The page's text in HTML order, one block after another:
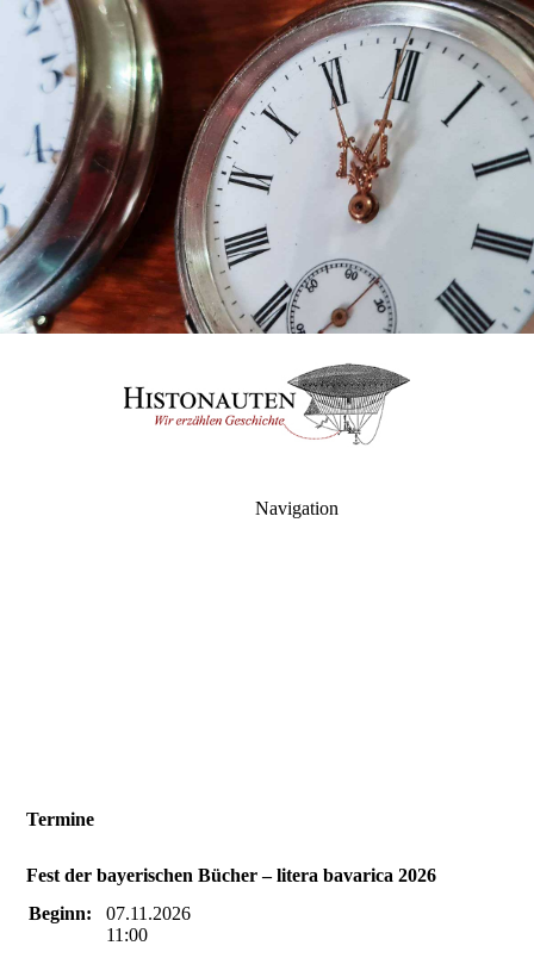
Navigation
Termine
Fest der bayerischen Bücher – litera bavarica 2026
Beginn:
07.11.2026
11:00